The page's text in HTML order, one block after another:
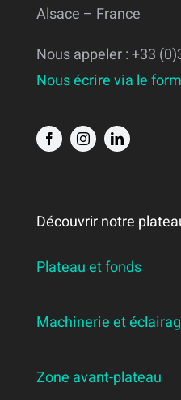
Alsace – France
Nous appeler : +33
Nous écrire via le
Découvrir notre
Plateau et fonds
Machinerie et
Zone avant-plateau